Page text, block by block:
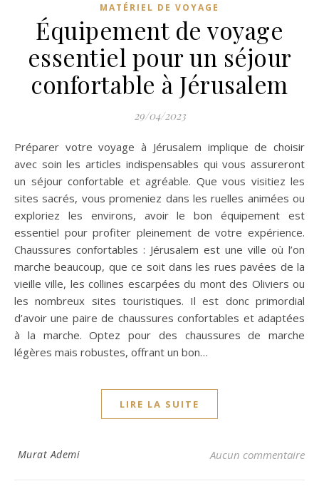
MATÉRIEL DE VOYAGE
Équipement de voyage
essentiel pour un séjour
confortable à Jérusalem
29/04/2023
Préparer votre voyage à Jérusalem implique de choisir
avec soin les articles indispensables qui vous assureront
un séjour confortable et agréable. Que vous visitiez les
sites sacrés, vous promeniez dans les ruelles animées ou
exploriez les environs, avoir le bon équipement est
essentiel pour profiter pleinement de votre expérience.
Chaussures confortables : Jérusalem est une ville où l’on
marche beaucoup, que ce soit dans les rues pavées de la
vieille ville, les collines escarpées du mont des Oliviers ou
les nombreux sites touristiques. Il est donc primordial
d’avoir une paire de chaussures confortables et adaptées
à la marche. Optez pour des chaussures de marche
légères mais robustes, offrant un bon…
LIRE LA SUITE
Murat Ademi Aucun commentaire